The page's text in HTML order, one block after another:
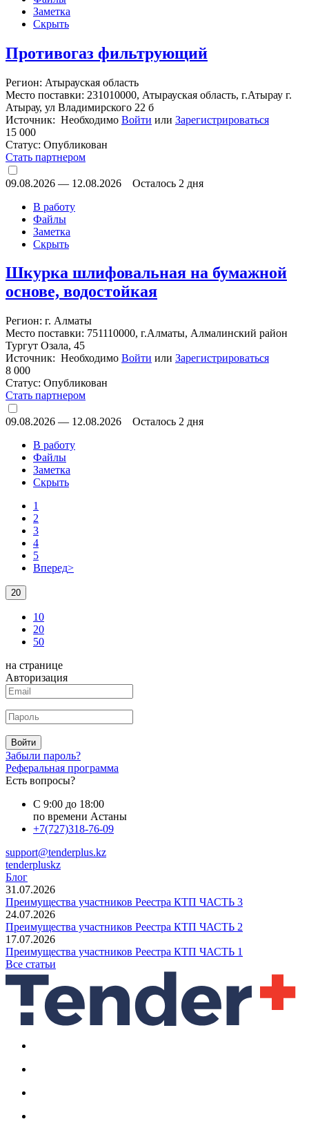
Заметка
Скрыть
Противогаз фильтрующий
Регион: Атырауская область
Место поставки: 231010000, Атырауская область, г.Атырау г.
Атырау, ул Владимирского 22 б
Источник: Необходимо Войти или Зарегистрироваться
15 000
Статус: Опубликован
Стать партнером
09.08.2026 — 12.08.2026
Осталось 2 дня
В работу
Файлы
Заметка
Скрыть
Шкурка шлифовальная на бумажной
основе, водостойкая
Регион: г. Алматы
Место поставки: 751110000, г.Алматы, Алмалинский район
Тургут Озала, 45
Источник: Необходимо Войти или Зарегистрироваться
8 000
Статус: Опубликован
Стать партнером
09.08.2026 — 12.08.2026
Осталось 2 дня
В работу
Файлы
Заметка
Скрыть
1
2
3
4
5
Вперед>
20
10
20
50
на странице
Авторизация
Войти
Забыли пароль?
Реферальная программа
Есть вопросы?
С 9:00 до 18:00
по времени Астаны
+7(727)318-76-09
support@tenderplus.kz
tenderpluskz
Блог
31.07.2026
Преимущества участников Реестра КТП ЧАСТЬ 3
24.07.2026
Преимущества участников Реестра КТП ЧАСТЬ 2
17.07.2026
Преимущества участников Реестра КТП ЧАСТЬ 1
Все статьи